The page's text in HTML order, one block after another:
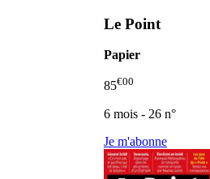
Le Point
Papier
85€00
6 mois - 26 n°
Je m'abonne